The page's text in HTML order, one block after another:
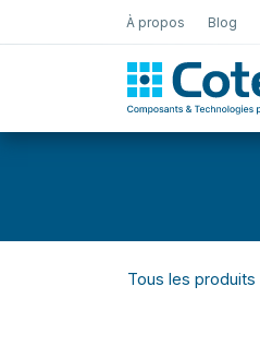
À propos Blog
Tous les produits